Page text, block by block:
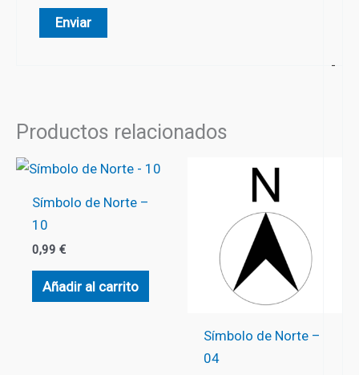
-
Productos relacionados
Símbolo de Norte –
10
0,99€
Añadir al carrito
Símbolo de Norte –
04